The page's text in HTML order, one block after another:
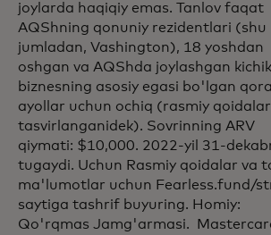
joylarda haqiqiy emas. Tanlov faqat
AQShning qonuniy rezidentlari (shu
jumladan, Vashington), 18 yoshdan
oshgan va AQShda joylashgan kichik
biznesning asosiy egasi bo'lgan
ayollar uchun ochiq (rasmiy
tasvirlanganidek). Sovrinning ARV
qiymati: $10,000. 2022-yil 31-
tugaydi. Uchun Rasmiy qoidalar va
ma'lumotlar uchun Fearless.fund/
saytiga tashrif buyuring. Homiy:
Qo'rqmas Jamg'armasi.